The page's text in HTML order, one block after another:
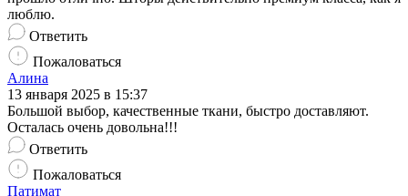
люблю.
Ответить
Пожаловаться
Алина
13 января 2025 в 15:37
Большой выбор, качественные ткани, быстро доставляют.
Осталась очень довольна!!!
Ответить
Пожаловаться
Патимат